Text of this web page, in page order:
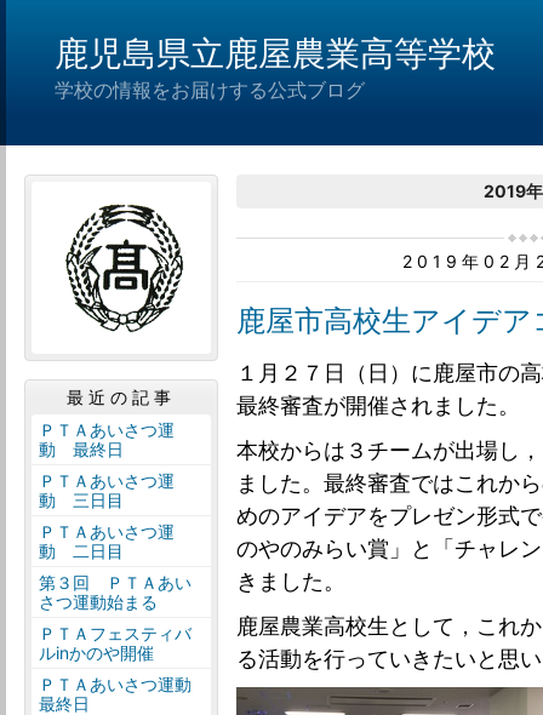
鹿児島県立鹿屋農業高等学校
学校の情報をお届けする公式ブログ
2019
2019年02月
鹿屋市高校生アイデ
１月２７日（日）に鹿屋市の
最終審査が開催されました。
本校からは３チームが出場し
ました。最終審査ではこれか
めのアイデアをプレゼン形式
のやのみらい賞」と「チャレ
きました。
鹿屋農業高校生として，これ
る活動を行っていきたいと思
最近の記事
ＰＴＡあいさつ運
動 最終日
ＰＴＡあいさつ運
動 三日目
ＰＴＡあいさつ運
動 二日目
第３回 ＰＴＡあい
さつ運動始まる
ＰＴＡフェスティバ
ルinかのや開催
ＰＴＡあいさつ運動
最終日